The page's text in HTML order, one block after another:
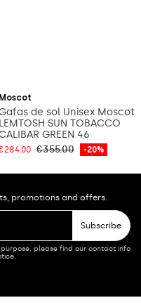
Moscot
de sol Unisex Moscot
LEMTOSH SUN TOBACCO
GREEN 46
€355.00 -20%
promotions and offers.
Subscribe
please find our contact info